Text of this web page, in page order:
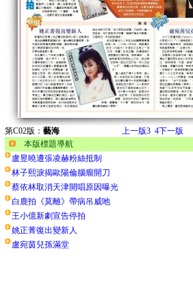
第C02版： 藝海 上一版3 4下一版
本版標題導航
盧昱曉遭張凌赫粉絲抵制
林子熙淚揭歐陽倫腦瘤開刀
蔡依林取消天津開唱原因曝光
白鹿拍《莫離》帶病吊威吔
王小億新劇宣告停拍
姚正菁復出變新人
盧宛茵兒孫滿堂